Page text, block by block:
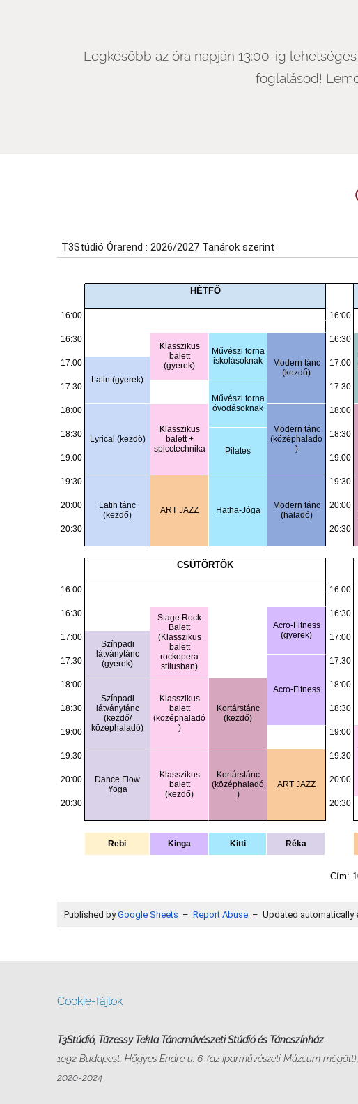
Legkésőbb az óra napján 13:00-ig
foglalásod!
Cookie-fájlok
T3Stúdió, Tüzessy Tekla Táncművészeti Stúdió és Táncszínház
1092 Budapest, Hőgyes Endre u. 6. (az Iparművészeti Múzeum
2020-2024